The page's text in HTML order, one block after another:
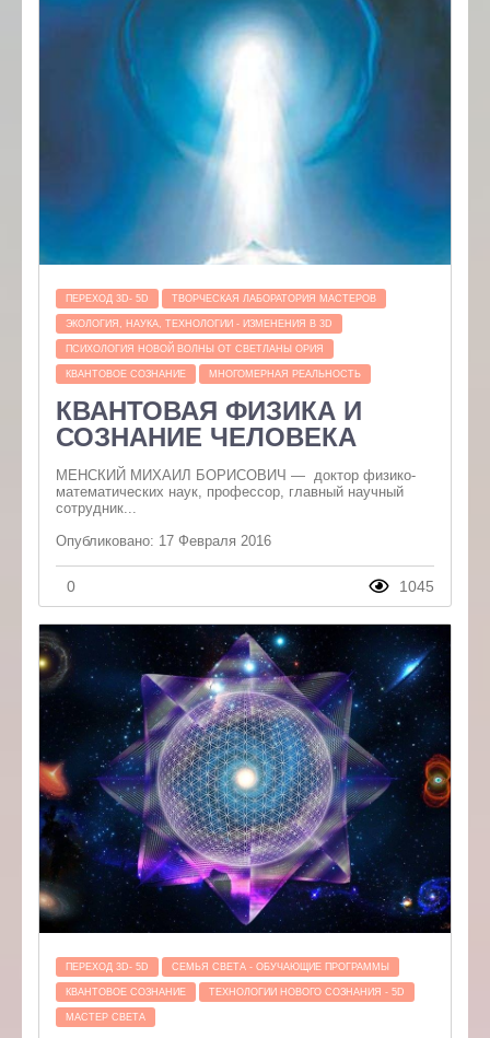
ПЕРЕХОД 3D- 5D ТВОРЧЕСКАЯ ЛАБОРАТОРИЯ МАСТЕРОВ
ЭКОЛОГИЯ, НАУКА, ТЕХНОЛОГИИ - ИЗМЕНЕНИЯ В 3D
ПСИХОЛОГИЯ НОВОЙ ВОЛНЫ ОТ СВЕТЛАНЫ ОРИЯ
КВАНТОВОЕ СОЗНАНИЕ МНОГОМЕРНАЯ РЕАЛЬНОСТЬ
КВАНТОВАЯ ФИЗИКА И
СОЗНАНИЕ ЧЕЛОВЕКА
МЕНСКИЙ МИХАИЛ БОРИСОВИЧ — доктор физико-
математических наук, профессор, главный научный
сотрудник...
Опубликовано: 17 Февраля 2016
0 1045
ПЕРЕХОД 3D- 5D СЕМЬЯ СВЕТА - ОБУЧАЮЩИЕ ПРОГРАММЫ
КВАНТОВОЕ СОЗНАНИЕ ТЕХНОЛОГИИ НОВОГО СОЗНАНИЯ - 5D
МАСТЕР СВЕТА